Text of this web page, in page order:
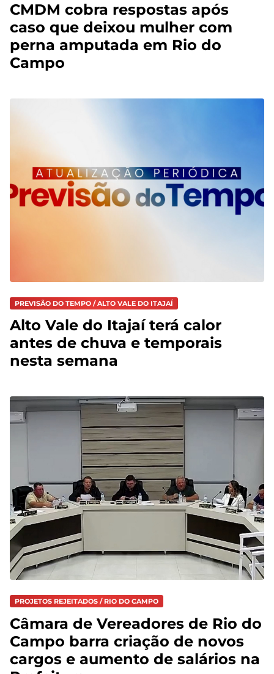
CMDM cobra respostas após
caso que deixou mulher com
perna amputada em Rio do
Campo
PREVISÃO DO TEMPO / ALTO VALE DO ITAJAÍ
Alto Vale do Itajaí terá calor
antes de chuva e temporais
nesta semana
PROJETOS REJEITADOS / RIO DO CAMPO
Câmara de Vereadores de Rio do
Campo barra criação de novos
cargos e aumento de salários na